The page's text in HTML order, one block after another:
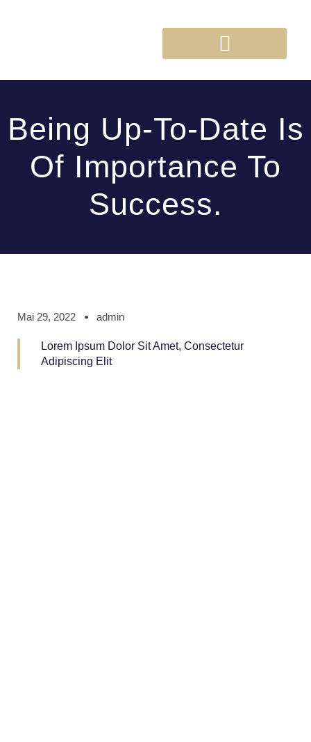
Being Up-To-Date Is
Of Importance To
Success.
Mai 29, 2022 admin
Lorem Ipsum Dolor Sit Amet, Consectetur
Adipiscing Elit